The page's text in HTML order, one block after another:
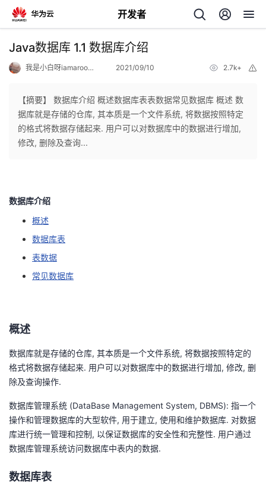
开发者
返
个
主
的
发
博
客
的
论
坛
我
的
圈
我
的
我
Java数据库 1.1 数据库介绍
我是小白呀iamarookie 2021/09/10 2.7k+
【摘要】 数据库介绍 概述数据库表表数据常见数据库 概述 数
据库就是存储的仓库, 其本质是一个文件系统, 将数据按照特定
的格式将数据存储起来. 用户可以对数据库中的数据进行增加,
修改, 删除及查询...
数据库介绍
概述
数据库表
表数据
常见数据库
概述
数据库就是存储的仓库, 其本质是一个文件系统, 将数据按照特定的
格式将数据存储起来. 用户可以对数据库中的数据进行增加, 修改, 删
除及查询操作.
数据库管理系统 (DataBase Management System, DBMS): 指一个
操作和管理数据库的大型软件, 用于建立, 使用和维护数据库. 对数据
库进行统一管理和控制, 以保证数据库的安全性和完整性. 用户通过
数据库管理系统访问数据库中表内的数据.
数据库表